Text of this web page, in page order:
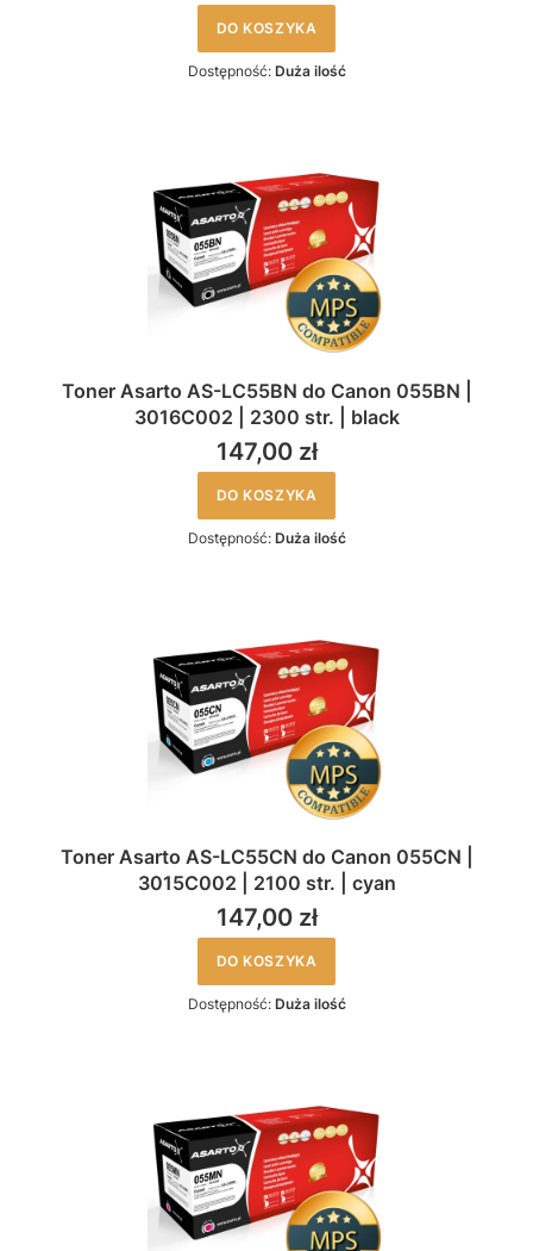
DO KOSZYKA
Dostępność: Duża ilość
Toner Asarto AS-LC55BN do Canon 055BN |
3016C002 | 2300 str. | black
147,00 zł
DO KOSZYKA
Dostępność: Duża ilość
Toner Asarto AS-LC55CN do Canon 055CN |
3015C002 | 2100 str. | cyan
147,00 zł
DO KOSZYKA
Dostępność: Duża ilość